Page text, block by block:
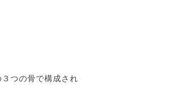
３つの骨で構成され